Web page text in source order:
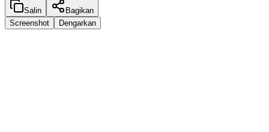
Salin
Bagikan
Screenshot
Dengarkan